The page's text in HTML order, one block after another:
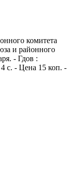
комитета
и районного
- Гдов :
с. - Цена 15 коп. -